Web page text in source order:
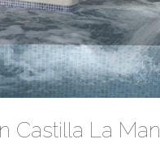
Castilla La